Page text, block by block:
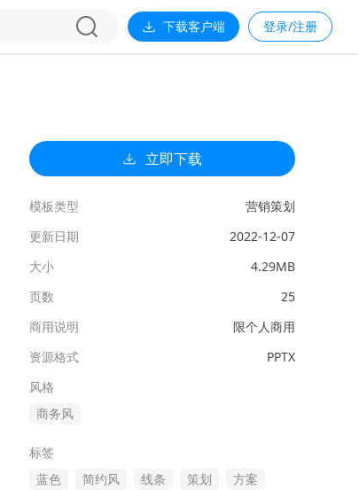
下载客户端 登录/注册
立即下载
模板类型
营销策划
更新日期
2022-12-07
大小
4.29MB
页数
25
商用说明
限个人商用
资源格式
PPTX
风格
商务风
标签
蓝色
简约风 线条 策划
方案